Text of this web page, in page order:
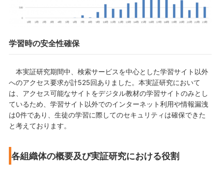
学習時の安全性確保
本実証研究期間中、検索サービスを中心とした学習サイト以外
へのアクセス要求が計525回ありました。本実証研究において
は、アクセス可能なサイトをデジタル教材の学習サイトのみとし
ているため、学習サイト以外でのインターネット利用や情報漏洩
は0件であり、生徒の学習に際してのセキュリティは確保できた
と考えております。
各組織体の概要及び実証研究における役割